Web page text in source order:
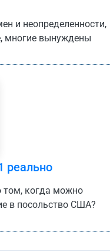
и неопределенности,
многие вынуждены
реально
том, когда можно
в посольство США?